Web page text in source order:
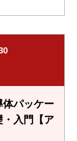
パッケー
・入門【ア